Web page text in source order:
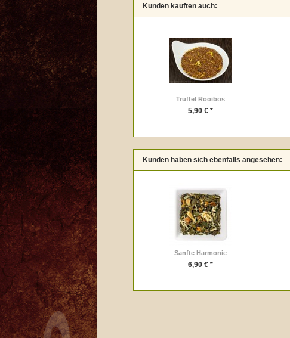
Kunden kauften auch:
Trüffel Rooibos
5,90 € *
Kunden haben sich ebenfalls angesehen:
Sanfte Harmonie
6,90 € *